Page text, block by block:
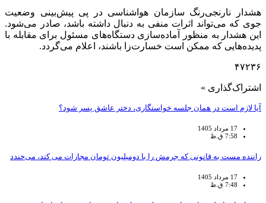
هشدار نارنجی‌رنگ سازمان هواشناسی در پی پیش‌بینی وضعیت
جوی که می‌تواند اثرات منفی به دنبال داشته باشد، صادر می‌شود.
این هشدار به منظور آماده‌سازی دستگاه‌های مسئول برای مقابله با
پدیده‌هایی که ممکن است خسارت‌زا باشند، اعلام می‌گردد.
۴۷۲۳۶
اشتراک‌گذاری »
آیا لازم است در همان جلسه خواستگاری، دختر عاشق پسر شود؟
17 مرداد 1405
7:58 ق.ظ
راننده مست به قانونی که جرمش را با دومیلیون تومان مجازات می کند، می‌خندد
17 مرداد 1405
7:48 ق.ظ